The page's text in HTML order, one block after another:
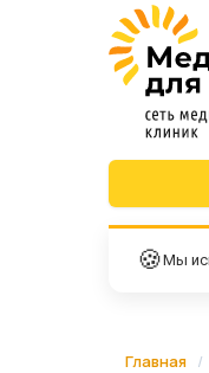
🍪Мы
Главная /